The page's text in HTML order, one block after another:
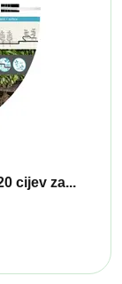
cijev za...